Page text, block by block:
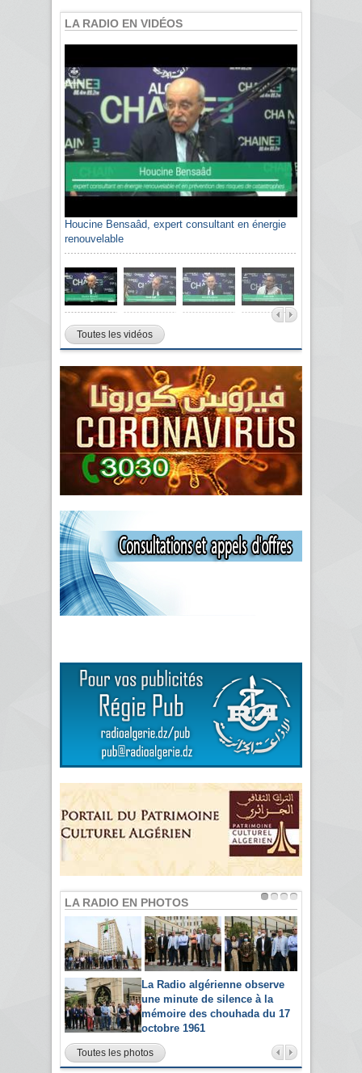
LA RADIO EN VIDÉOS
Houcine Bensaâd, expert consultant en énergie
renouvelable
Toutes les vidéos
LA RADIO EN PHOTOS
La Radio algérienne observe
une minute de silence à la
mémoire des chouhada du 17
octobre 1961
Toutes les photos